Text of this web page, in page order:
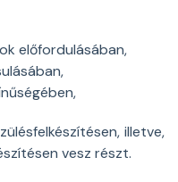
előfordulásában,
illetve,
vesz részt.